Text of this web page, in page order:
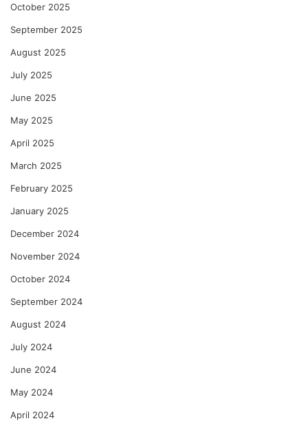
October 2025
September 2025
August 2025
July 2025
June 2025
May 2025
April 2025
March 2025
February 2025
January 2025
December 2024
November 2024
October 2024
September 2024
August 2024
July 2024
June 2024
May 2024
April 2024